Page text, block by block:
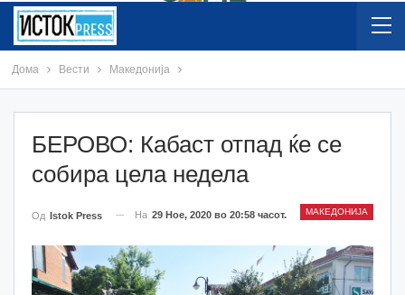
Дома Вести Македонија
БЕРОВО: Кабаст отпад ќе се
собира цела недела
МАКЕДОНИЈА
Од Istok Press На 29 Ное, 2020 во 20:58 часот.